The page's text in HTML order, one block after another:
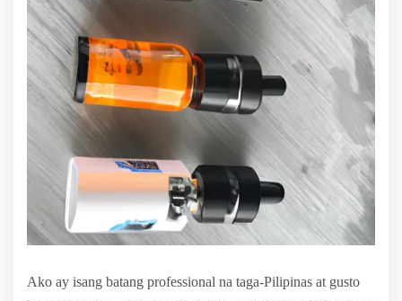
Ako ay isang batang professional na taga-Pilipinas at gusto